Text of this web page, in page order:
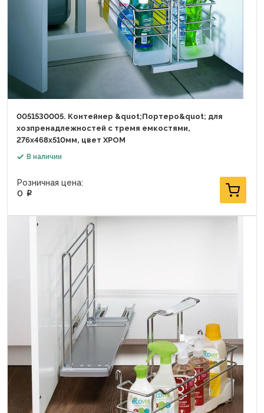
0051530005. Контейнер &quot;Портеро&quot; для
хозпренадлежностей с тремя емкостями,
276x468x510мм, цвет ХРОМ
В наличии
Розничная цена:
0
p